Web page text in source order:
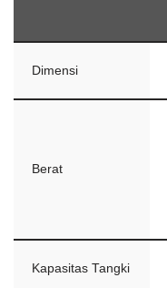
Dimensi
Berat
Kapasitas Tangki